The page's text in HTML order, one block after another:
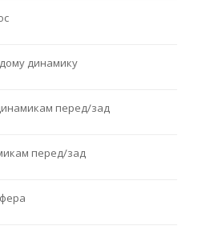
динамику
перед/зад
перед/зад